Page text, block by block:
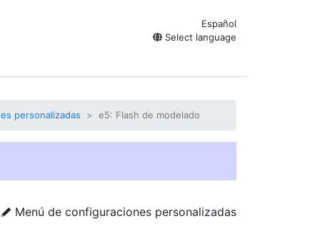
Español
Select language
personalizadas e5: Flash de modelado
A Menú de configuraciones personalizadas